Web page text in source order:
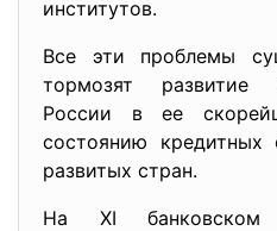
институтов.
Все эти проблемы
тормозят развитие
России в ее
состоянию
развитых стран.
На XI банковском